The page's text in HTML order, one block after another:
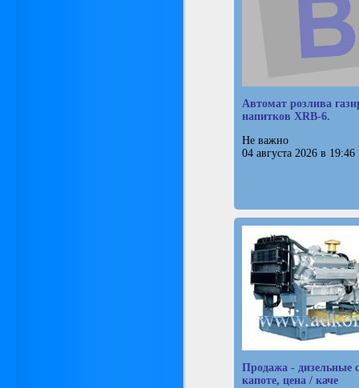
Автомат розлива
напитков XRB-6.
Не важно
04 августа 2026 в 19:46
Продажа - дизельные
капоте, цена / каче